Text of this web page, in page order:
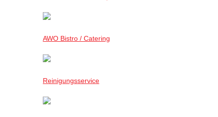
AWO Bistro / Catering
Reinigungsservice